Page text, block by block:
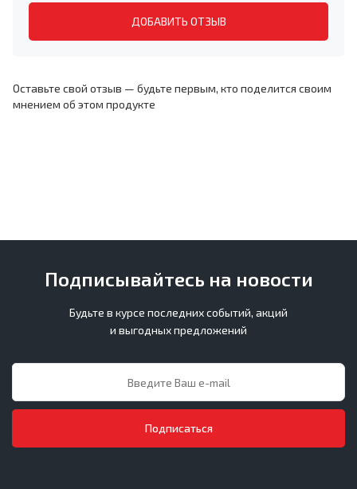
ДОБАВИТЬ ОТЗЫВ
Оставьте свой отзыв — будьте первым, кто поделится своим
мнением об этом продукте
Подписывайтесь на новости
Будьте в курсе последних событий, акций
и выгодных предложений
Подписаться